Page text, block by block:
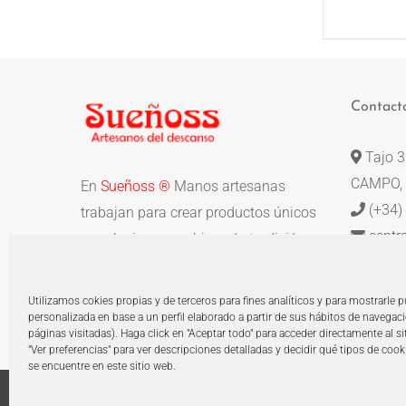
Utilizamos cokies propias y de terceros para fines analíticos y para mostrarle
personalizada en base a un perfil elaborado a partir de sus hábitos de
páginas visitadas). Haga click en "Aceptar todo" para acceder directamente al
"Ver preferencias" para ver descripciones detalladas y decidir qué tipos de
se encuentre en este sitio web.
SE
EN
LA
En Sueñoss ® Manos artesanas
trabajan para crear productos únicos
y exclusivos, combinando tradición y
Tajo